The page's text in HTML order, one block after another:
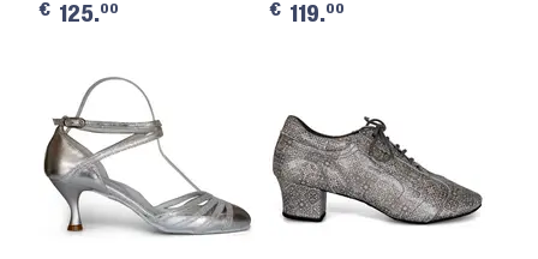
€ 125.00 € 119.00